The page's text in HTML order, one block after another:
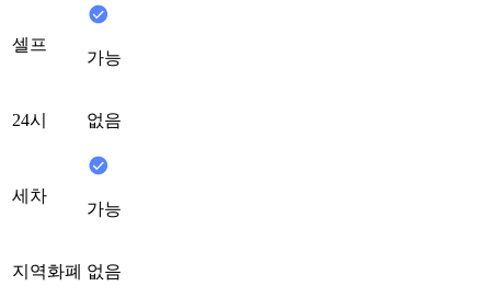
셀프
가능
24시 없음
세차
가능
지역화폐 없음